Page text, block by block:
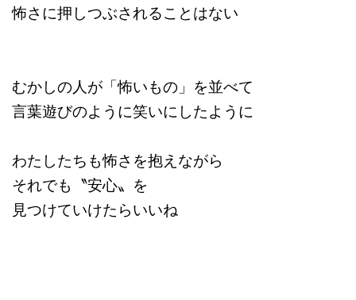
怖さに押しつぶされることはない
むかしの人が「怖いもの」を並べて
言葉遊びのように笑いにしたように
わたしたちも怖さを抱えながら
それでも〝安心〟を
見つけていけたらいいね